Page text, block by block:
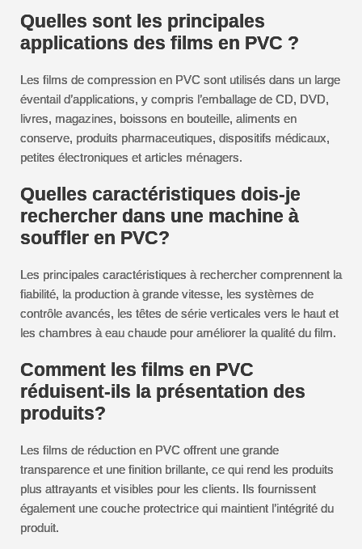
Quelles sont les principales
applications des films en PVC ?
Les films de compression en PVC sont utilisés dans un large
éventail d’applications, y compris l’emballage de CD, DVD,
livres, magazines, boissons en bouteille, aliments en
conserve, produits pharmaceutiques, dispositifs médicaux,
petites électroniques et articles ménagers.
Quelles caractéristiques dois-je
rechercher dans une machine à
souffler en PVC?
Les principales caractéristiques à rechercher comprennent la
fiabilité, la production à grande vitesse, les systèmes de
contrôle avancés, les têtes de série verticales vers le haut et
les chambres à eau chaude pour améliorer la qualité du film.
Comment les films en PVC
réduisent-ils la présentation des
produits?
Les films de réduction en PVC offrent une grande
transparence et une finition brillante, ce qui rend les produits
plus attrayants et visibles pour les clients. Ils fournissent
également une couche protectrice qui maintient l’intégrité du
produit.